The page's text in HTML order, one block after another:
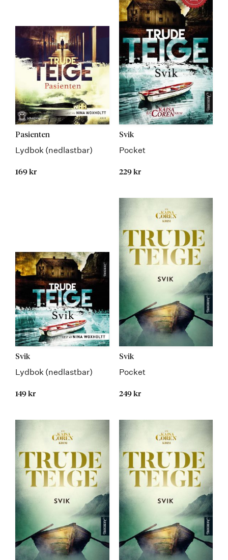
Pasienten
Lydbok (nedlastbar)
169 kr
Svik
Pocket
229 kr
Svik
Lydbok (nedlastbar)
149 kr
Svik
Pocket
249 kr